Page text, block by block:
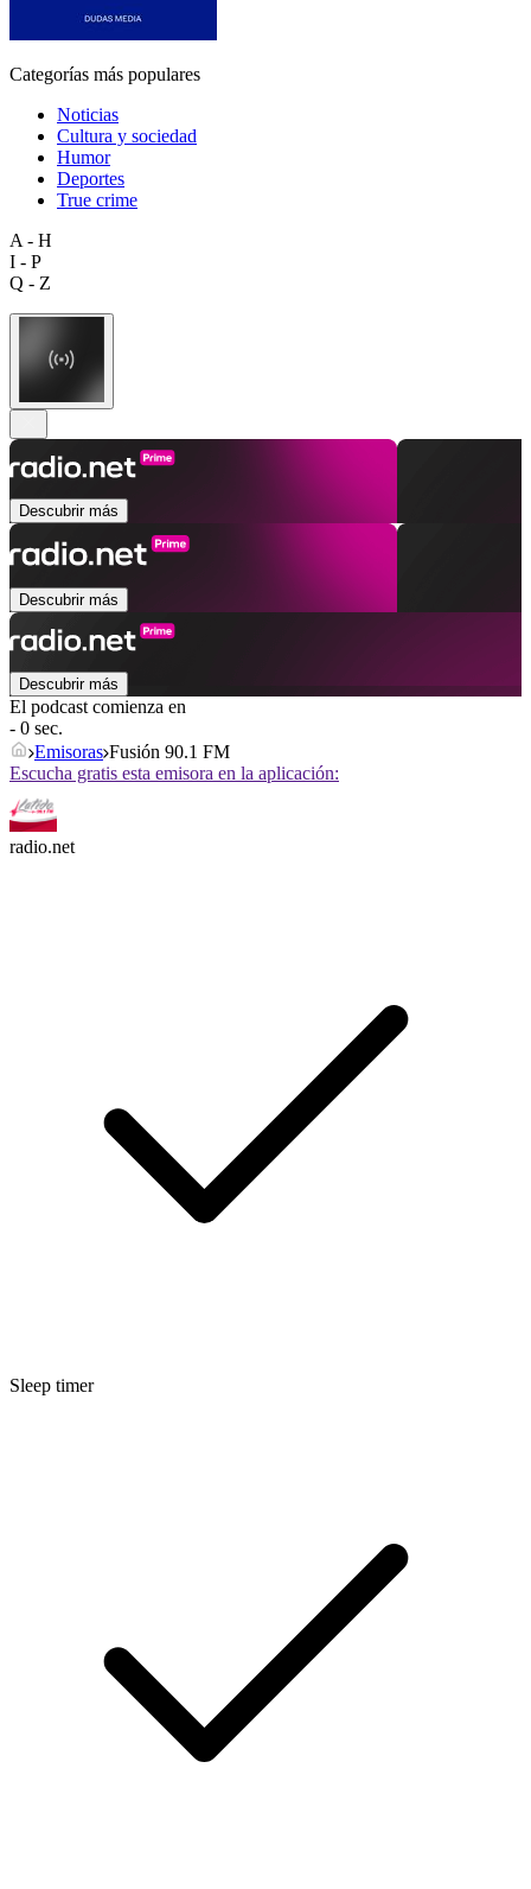
Categorías más populares
Noticias
Cultura y sociedad
Humor
Deportes
True crime
A - H
I - P
Q - Z
Descubrir más
Descubrir más
Descubrir más
El podcast comienza en
- 0 sec.
Emisoras Fusión 90.1 FM
Escucha gratis esta emisora en la aplicación:
radio.net
Sleep timer